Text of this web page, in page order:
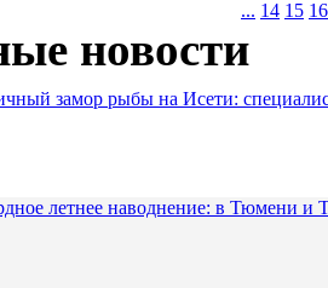
... 14 15 16
новости
замор рыбы на Исети:
летнее наводнение: в Тюмени и